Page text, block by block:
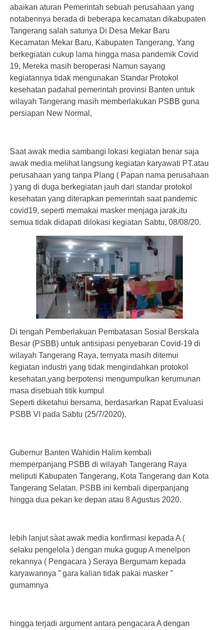
abaikan aturan Pemerintah sebuah perusahaan yang
notabennya berada di beberapa kecamatan dikabupaten
Tangerang salah satunya Di Desa Mekar Baru
Kecamatan Mekar Baru, Kabupaten Tangerang, Yang
berkegiatan cukup lama hingga masa pandemik Covid
19, Mereka masih beroperasi Namun sayang
kegiatannya tidak mengunakan Standar Protokol
kesehatan padahal pemerintah provinsi Banten untuk
wilayah Tangerang masih memberlakukan PSBB guna
persiapan New Normal,
Saat awak media sambangi lokasi kegiatan benar saja
awak media melihat langsung kegiatan karyawati PT.atau
perusahaan yang tanpa Plang ( Papan nama perusahaan
) yang di duga berkegiatan jauh dari standar protokol
kesehatan yang diterapkan pemerintah saat pandemic
covid19, seperti memakai masker menjaga jarak,itu
semua tidak didapati dilokasi kegiatan Sabtu, 08/08/20.
Di tengah Pemberlakuan Pembatasan Sosial Berskala
Besar (PSBB) untuk antisipasi penyebaran Covid-19 di
wilayah Tangerang Raya, ternyata masih ditemui
kegiatan industri yang tidak mengindahkan protokol
kesehatan,yang berpotensi mengumpulkan kerumunan
masa disebuah titik kumpul
Seperti diketahui bersama, berdasarkan Rapat Evaluasi
PSBB VI pada Sabtu (25/7/2020),
Gubernur Banten Wahidin Halim kembali
memperpanjang PSBB di wilayah Tangerang Raya
meliputi Kabupaten Tangerang, Kota Tangerang dan Kota
Tangerang Selatan. PSBB ini kembali diperpanjang
hingga dua pekan ke depan atau 8 Agustus 2020.
lebih lanjut sàat awak media konfirmasi kepada A (
selaku pengelola ) dengan muka gugup A menelpon
rekannya ( Pengacara ) Seraya Bergumam kepada
karyawannya ” gara kalian tidak pakai masker ”
gumamnya
hingga terjadi argument antara pengacara A dengan